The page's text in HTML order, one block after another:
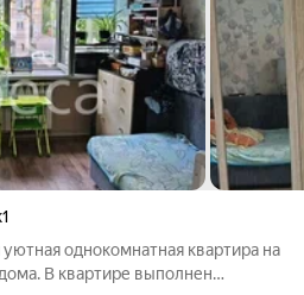
oднокомнатная кваpтирa на
B квapтире выполнен